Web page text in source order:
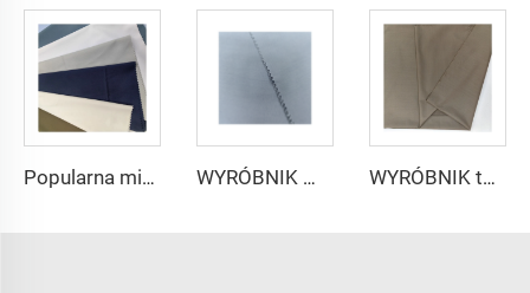
Popularna mikrofibrowa tkanina arabskiego thobe dla mężczyzn z wirującego poliestru tkanina toyobo koszula arabski thobe WYRÓBNIK mikrofibrowej tkaniny dla mężczyzn z wirującego poliestru tkanina toyobo koszula arabski thobe WYRÓBNIK tkaniny arabskiego thobe dla mężczyzn z wirującego poliestru tkanina toyobo koszula arabski thobe